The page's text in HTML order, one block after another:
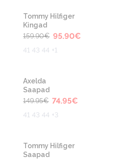
-40%
Tommy Hilfiger
Kingad
159.90€ 95.90€
41 43 44 +1
-50%
Axelda
Saapad
149.95€ 74.95€
41 43 44 +3
-50%
Tommy Hilfiger
Saapad